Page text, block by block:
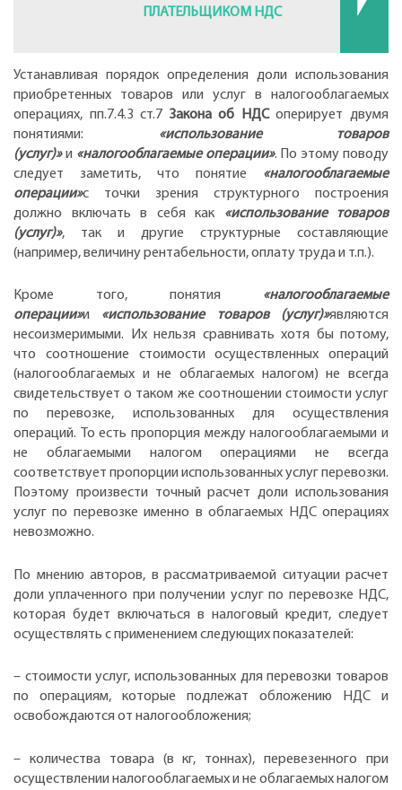
ПЛАТЕЛЬЩИКОМ НДС
Устанавливая порядок определения доли использования
приобретенных товаров или услуг в налогооблагаемых
операциях, пп.7.4.3 ст.7 Закона об НДСоперирует двумя
понятиями: «использование товаров
(услуг)»и «налогооблагаемые операции». По этому поводу
следует заметить, что понятие «налогооблагаемые
операции»с точки зрения структурного построения
должно включать в себя как «использование товаров
(услуг)», так и другие структурные составляющие
(например, величину рентабельности, оплату труда и т.п.).
Кроме того, понятия «налогооблагаемые
операции»и «использование товаров (услуг)»являются
несоизмеримыми. Их нельзя сравнивать хотя бы потому,
что соотношение стоимости осуществленных операций
(налогооблагаемых и не облагаемых налогом) не всегда
свидетельствует о таком же соотношении стоимости услуг
по перевозке, использованных для осуществления
операций. То есть пропорция между налогооблагаемыми и
не облагаемыми налогом операциями не всегда
соответствует пропорции использованных услуг перевозки.
Поэтому произвести точный расчет доли использования
услуг по перевозке именно в облагаемых НДС операциях
невозможно.
По мнению авторов, в рассматриваемой ситуации расчет
доли уплаченного при получении услуг по перевозке НДС,
которая будет включаться в налоговый кредит, следует
осуществлять с применением следующих показателей:
– стоимости услуг, использованных для перевозки товаров
по операциям, которые подлежат обложению НДС и
освобождаются от налогообложения;
– количества товара (в кг, тоннах), перевезенного при
осуществлении налогооблагаемых и не облагаемых налогом